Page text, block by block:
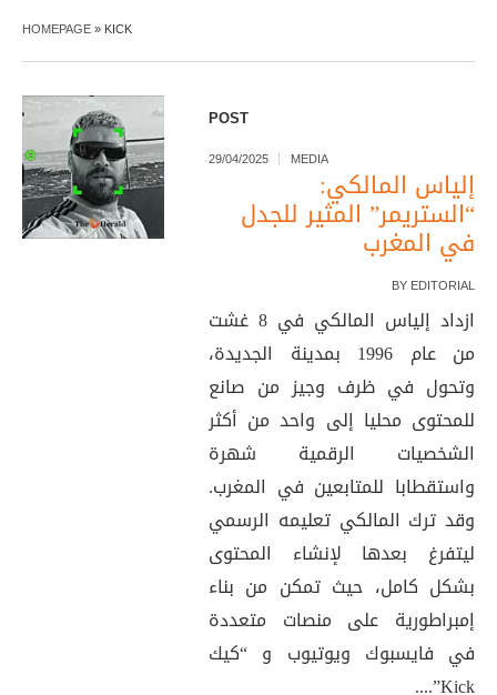
HOMEPAGE » KICK
POST
29/04/2025 MEDIA
إلياس المالكي:
“الستريمر” المثير للجدل
في المغرب
BY EDITORIAL
ازداد إلياس المالكي في 8 غشت
من عام 1996 بمدينة الجديدة،
وتحول في ظرف وجيز من صانع
للمحتوى محليا إلى واحد من أكثر
الشخصيات الرقمية شهرة
واستقطابا للمتابعين في المغرب.
وقد ترك المالكي تعليمه الرسمي
ليتفرغ بعدها لإنشاء المحتوى
بشكل كامل، حيث تمكن من بناء
إمبراطورية على منصات متعددة
في فايسبوك ويوتيوب و “كيك
Kick”....